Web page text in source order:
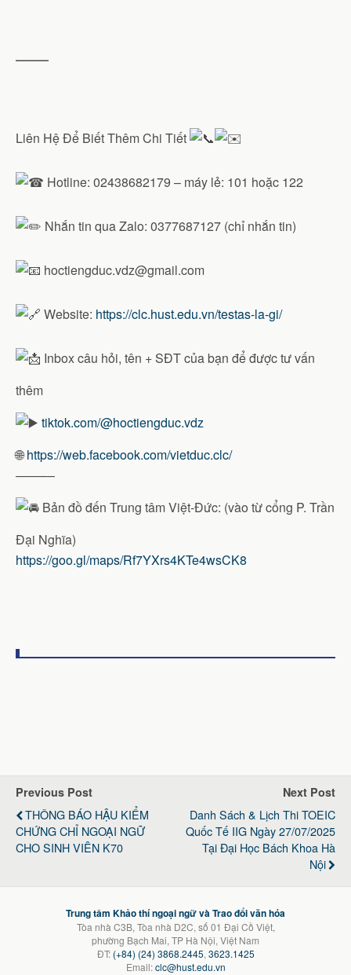
——
Liên Hệ Để Biết Thêm Chi Tiết
Hotline: 02438682179 – máy lẻ: 101 hoặc 122
Nhắn tin qua Zalo: 0377687127 (chỉ nhắn tin)
hoctiengduc.vdz@gmail.com
Website: https://clc.hust.edu.vn/testas-la-gi/
Inbox câu hỏi, tên + SĐT của bạn để được tư vấn
thêm
tiktok.com/@hoctiengduc.vdz
🌐https://web.facebook.com/vietduc.clc/
——––
Bản đồ đến Trung tâm Việt-Đức: (vào từ cổng P. Trần
Đại Nghĩa)
https://goo.gl/maps/Rf7YXrs4KTe4wsCK8
Previous Post
THÔNG BÁO HẬU KIỂM
CHỨNG CHỈ NGOẠI NGỮ
CHO SINH VIÊN K70
Next Post
Danh Sách & Lịch Thi TOEIC
Quốc Tế IIG Ngày 27/07/2025
Tại Đại Học Bách Khoa Hà
Nội
Trung tâm Khảo thí ngoại ngữ và Trao đổi văn hóa
Tòa nhà C3B, Tòa nhà D2C, số 01 Đại Cồ Việt,
phường Bạch Mai, TP Hà Nội, Việt Nam
ĐT: (+84) (24) 3868.2445, 3623.1425
Email:clc@hust.edu.vn